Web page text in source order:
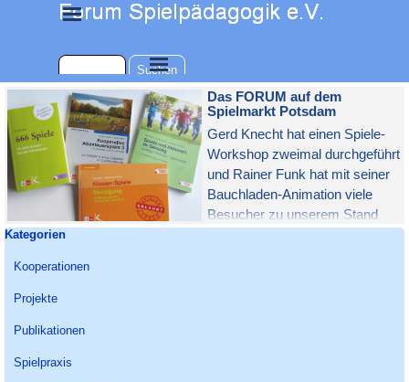
Direkt zum Seiteninhalt
Menü überspringen
Menü überspringen
Suchen
Das FORUM auf dem
Spielmarkt Potsdam
Gerd Knecht hat einen Spiele-
Workshop zweimal durchgeführt
und Rainer Funk hat mit seiner
Bauchladen-Animation viele
Besucher zu unserem Stand
Block überspringen Kategorien
Kategorien
Kooperationen
Projekte
Publikationen
Spielpraxis